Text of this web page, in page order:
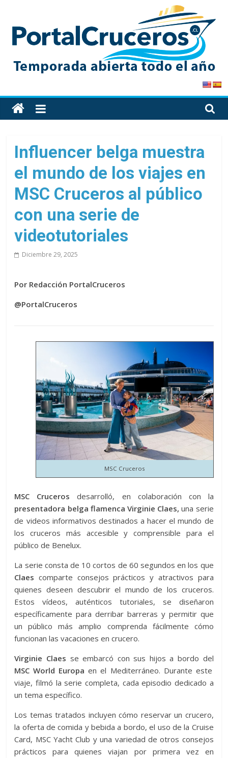
content
PortalCruceros
Toda
la
de
cruceros
en
solo
Influencer belga muestra
el mundo de los viajes en
MSC Cruceros al público
con una serie de
videotutoriales
Diciembre 29, 2025
Por Redacción PortalCruceros
@PortalCruceros
MSC Cruceros
MSC Cruceros desarrolló, en colaboración con la
presentadora belga flamenca Virginie Claes, una serie
de videos informativos destinados a hacer el mundo de
los cruceros más accesible y comprensible para el
público de Benelux.
La serie consta de 10 cortos de 60 segundos en los que
Claes comparte consejos prácticos y atractivos para
quienes deseen descubrir el mundo de los cruceros.
Estos vídeos, auténticos tutoriales, se diseñaron
específicamente para derribar barreras y permitir que
un público más amplio comprenda fácilmente cómo
funcionan las vacaciones en crucero.
Virginie Claes se embarcó con sus hijos a bordo del
MSC World Europa en el Mediterráneo. Durante este
viaje, filmó la serie completa, cada episodio dedicado a
un tema específico.
Los temas tratados incluyen cómo reservar un crucero,
la oferta de comida y bebida a bordo, el uso de la Cruise
Card, MSC Yacht Club y una variedad de otros consejos
prácticos para quienes viajan por primera vez en